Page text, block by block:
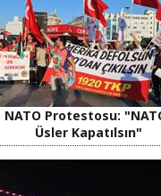
NATO Protestosu:
Üsler Kapatılsın"